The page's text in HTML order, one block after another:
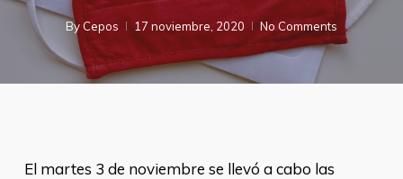
By Cepos 17 noviembre, 2020 No Comments
El martes 3 de noviembre se llevó a cabo las